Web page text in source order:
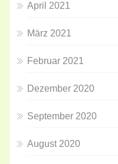
April 2021
März 2021
Februar 2021
Dezember 2020
September 2020
August 2020